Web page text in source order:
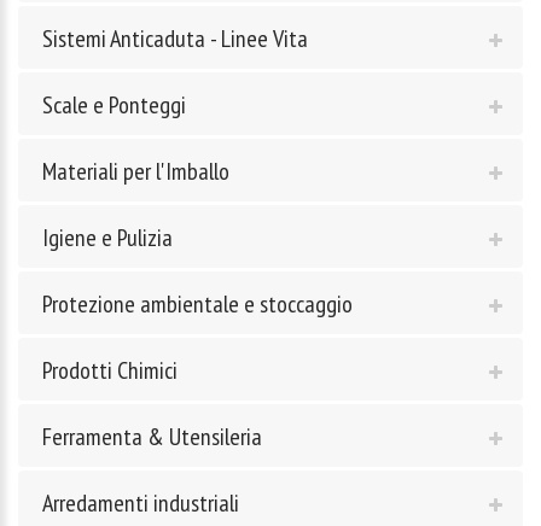
Sistemi Anticaduta - Linee Vita
Scale e Ponteggi
Materiali per l'Imballo
Igiene e Pulizia
Protezione ambientale e stoccaggio
Prodotti Chimici
Ferramenta & Utensileria
Arredamenti industriali